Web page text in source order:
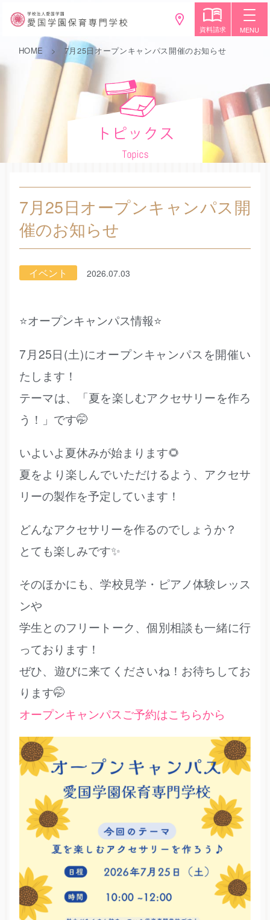
資料請求 MENU
HOME 7月25日オープンキャンパス開催のお知らせ
7月25日オープンキャンパス開
催のお知らせ
イベント 2026.07.03
⭐オープンキャンパス情報⭐
7月25日(土)にオープンキャンパスを開催い
たします！
テーマは、「夏を楽しむアクセサリーを作ろ
う！」です🤭
いよいよ夏休みが始まります🌻
夏をより楽しんでいただけるよう、アクセサ
リーの製作を予定しています！
どんなアクセサリーを作るのでしょうか？
とても楽しみです✨
そのほかにも、学校見学・ピアノ体験レッス
ンや
学生とのフリートーク、個別相談も一緒に行
っております！
ぜひ、遊びに来てくださいね！お待ちしてお
ります🤭
オープンキャンパスご予約はこちらから